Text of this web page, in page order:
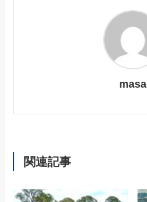
masa
関連記事